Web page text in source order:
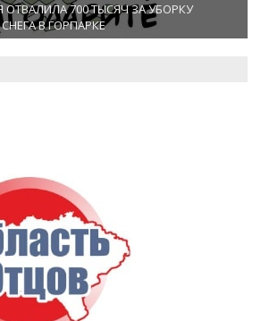
700 ТЫСЯЧ ЗА УБОРКУ
В ГОРПАРКЕ